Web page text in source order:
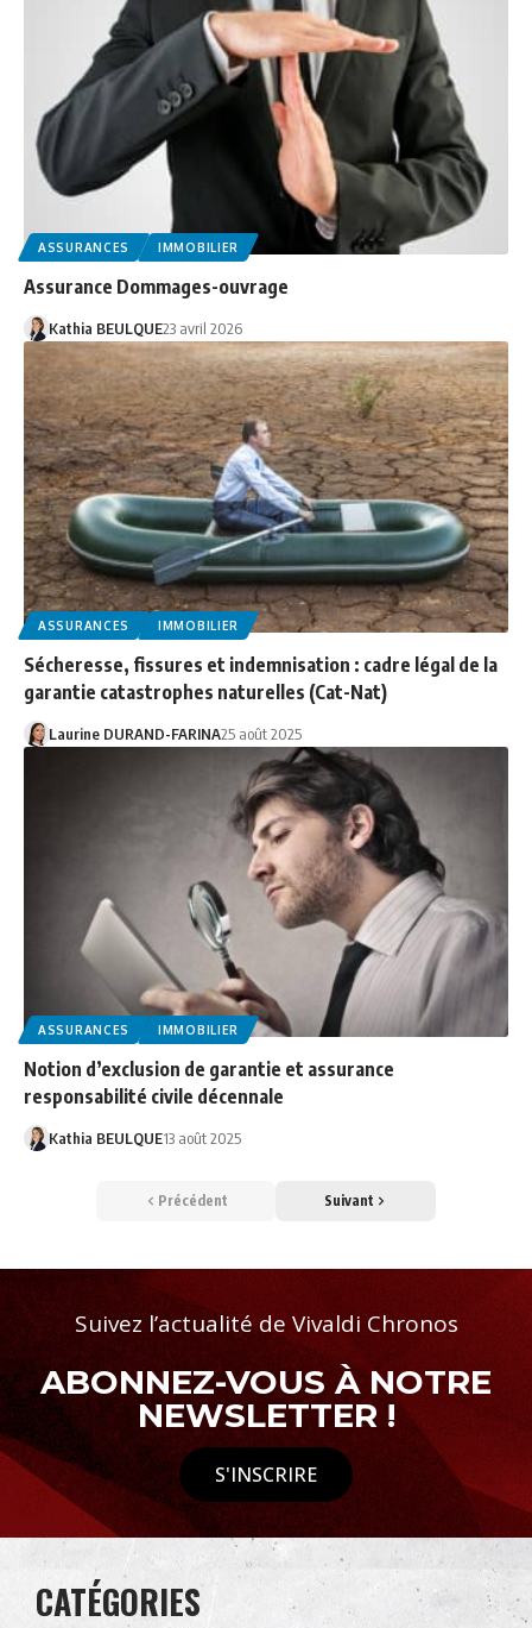
ASSURANCES IMMOBILIER
Assurance Dommages-ouvrage
Kathia BEULQUE23 avril 2026
ASSURANCES IMMOBILIER
Sécheresse, fissures et indemnisation : cadre légal de la
garantie catastrophes naturelles (Cat-Nat)
Laurine DURAND-FARINA25 août 2025
ASSURANCES IMMOBILIER
Notion d’exclusion de garantie et assurance
responsabilité civile décennale
Kathia BEULQUE13 août 2025
Précédent Suivant
Suivez l’actualité de Vivaldi Chronos
ABONNEZ-VOUS À NOTRE
NEWSLETTER !
S'INSCRIRE
CATÉGORIES